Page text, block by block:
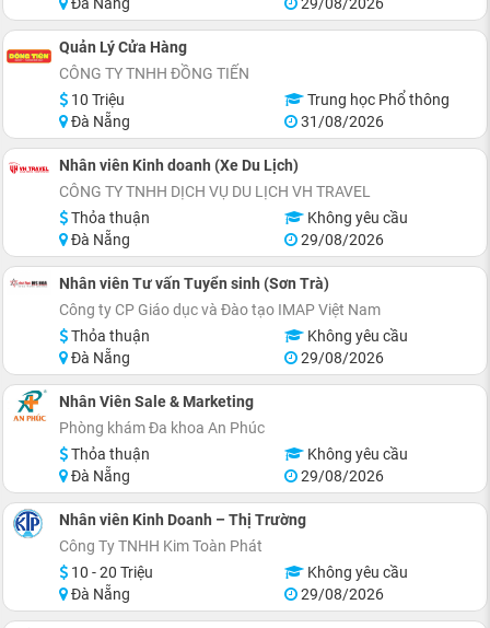
Quản Lý Cửa Hàng
CÔNG TY TNHH ĐỒNG TIẾN
10 Triệu
Trung học Phổ thông
Đà Nẵng
31/08/2026
Nhân viên Kinh doanh (Xe Du Lịch)
CÔNG TY TNHH DỊCH VỤ DU LỊCH VH TRAVEL
Thỏa thuận
Không yêu cầu
Đà Nẵng
29/08/2026
Nhân viên Tư vấn Tuyển sinh (Sơn Trà)
Công ty CP Giáo dục và Đào tạo IMAP Việt Nam
Thỏa thuận
Không yêu cầu
Đà Nẵng
29/08/2026
Nhân Viên Sale & Marketing
Phòng khám Đa khoa An Phúc
Thỏa thuận
Không yêu cầu
Đà Nẵng
29/08/2026
Nhân viên Kinh Doanh – Thị Trường
Công Ty TNHH Kim Toàn Phát
10 - 20 Triệu
Không yêu cầu
Đà Nẵng
29/08/2026